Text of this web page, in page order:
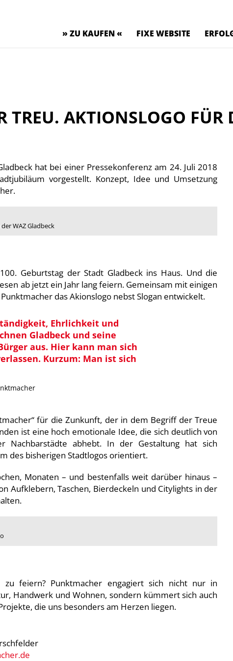
» ZU KAUFEN « FIXE WEBSITE
TREU. AKTIONSLOGO FÜR
hat bei einer Pressekonferenz am 24. Juli 2018
vorgestellt. Konzept, Idee und Umsetzung
WAZ Gladbeck
Geburtstag der Stadt Gladbeck ins Haus. Und die
ab jetzt ein Jahr lang feiern. Gemeinsam mit einigen
das Akionslogo nebst Slogan entwickelt.
Ehrlichkeit und
Gladbeck und seine
aus. Hier kann man sich
Kurzum: Man ist sich
für die Zunkunft, der in dem Begriff der Treue
ist eine hoch emotionale Idee, die sich deutlich von
Nachbarstädte abhebt. In der Gestaltung hat sich
des bisherigen Stadtlogos orientiert.
Monaten – und bestenfalls weit darüber hinaus –
Aufklebern, Taschen, Bierdeckeln und Citylights in der
zu feiern? Punktmacher engagiert sich nicht nur in
Handwerk und Wohnen, sondern kümmert sich auch
die uns besonders am Herzen liegen.